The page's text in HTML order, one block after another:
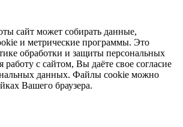
сайт может собирать данные,
и метрические программы. Это
обработки и защиты персональных
с сайтом, Вы даёте свое согласие
данных. Файлы cookie можно
Вашего браузера.